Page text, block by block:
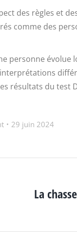
des règles et
comme des
évolue
résultats du test
29 juin 2024
La